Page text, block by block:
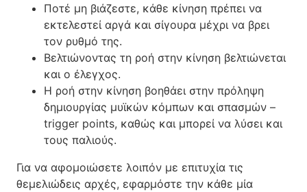
Ποτέ μη βιάζεστε, κάθε κίνηση πρέπει να
εκτελεστεί αργά και σίγουρα μέχρι να βρει
τον ρυθμό της.
Βελτιώνοντας τη ροή στην κίνηση βελτιώνεται
και ο έλεγχος.
Η ροή στην κίνηση βοηθάει στην πρόληψη
δημιουργίας μυϊκών κόμπων και σπασμών –
trigger points, καθώς και μπορεί να λύσει και
τους παλιούς.
Για να αφομοιώσετε λοιπόν με επιτυχία τις
θεμελιώδεις αρχές, εφαρμόστε την κάθε μία